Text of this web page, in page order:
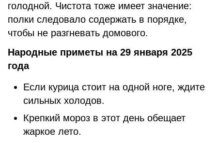
голодной. Чистота тоже имеет значение:
полки следовало содержать в порядке,
чтобы не разгневать домового.
Народные приметы на 29 января 2025
года
Если курица стоит на одной ноге, ждите
сильных холодов.
Крепкий мороз в этот день обещает
жаркое лето.